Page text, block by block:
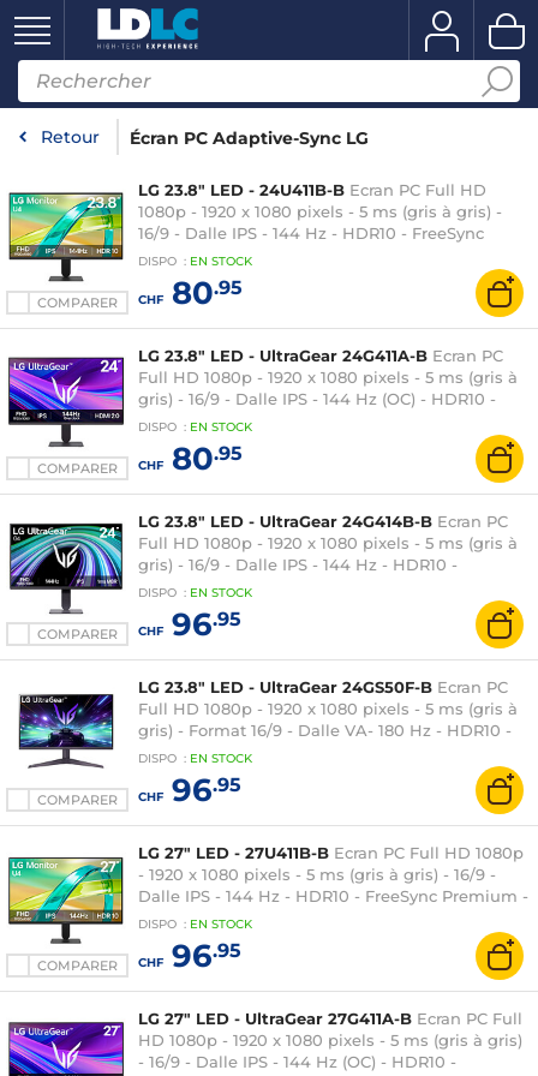
Retour Écran PC Adaptive-Sync LG
COMPARER
LG 23.8" LED - 24U411B-B Ecran PC Full HD
1080p - 1920 x 1080 pixels - 5 ms (gris à gris) -
16/9 - Dalle IPS - 144 Hz - HDR10 - FreeSync
Premium - HDMI/VGA - Noir
DISPO : EN STOCK
CHF80.95
COMPARER
LG 23.8" LED - UltraGear 24G411A-B Ecran PC
Full HD 1080p - 1920 x 1080 pixels - 5 ms (gris à
gris) - 16/9 - Dalle IPS - 144 Hz (OC) - HDR10 -
FreeSync / Compatible G-SYNC -
HDMI/DisplayPort - Noir
DISPO : EN STOCK
CHF80.95
COMPARER
LG 23.8" LED - UltraGear 24G414B-B Ecran PC
Full HD 1080p - 1920 x 1080 pixels - 5 ms (gris à
gris) - 16/9 - Dalle IPS - 144 Hz - HDR10 -
FreeSync / Compatible G-SYNC -
HDMI/DisplayPort - Réglage en hauteur - Noir
DISPO : EN STOCK
CHF96.95
COMPARER
LG 23.8" LED - UltraGear 24GS50F-B Ecran PC
Full HD 1080p - 1920 x 1080 pixels - 5 ms (gris à
gris) - Format 16/9 - Dalle VA- 180 Hz - HDR10 -
FreeSync - HDMI/DisplayPort - Noir
DISPO : EN STOCK
CHF96.95
COMPARER
LG 27" LED - 27U411B-B Ecran PC Full HD 1080p
- 1920 x 1080 pixels - 5 ms (gris à gris) - 16/9 -
Dalle IPS - 144 Hz - HDR10 - FreeSync Premium -
HDMI/VGA - Noir
DISPO : EN STOCK
CHF96.95
LG 27" LED - UltraGear 27G411A-B Ecran PC Full
HD 1080p - 1920 x 1080 pixels - 5 ms (gris à gris)
- 16/9 - Dalle IPS - 144 Hz (OC) - HDR10 -